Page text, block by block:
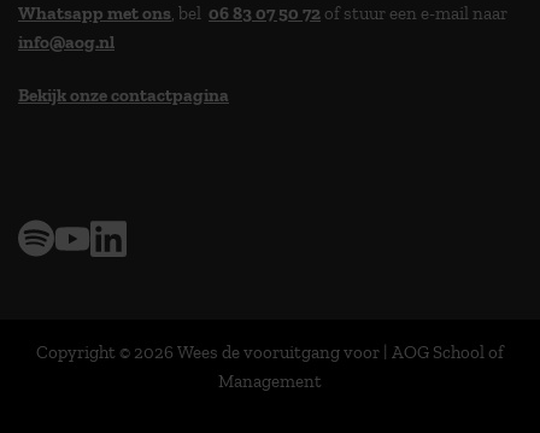
Whatsapp met ons, bel 06 83 07 50 72 of stuur een e-mail naar
info@aog.nl
Bekijk onze contactpagina
Copyright © 2026 Wees de vooruitgang voor | AOG School of
Management